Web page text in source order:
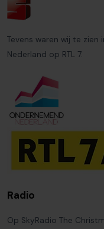
Tevens waren wij te
Nederland op RTL 7.
Radio
Op SkyRadio The